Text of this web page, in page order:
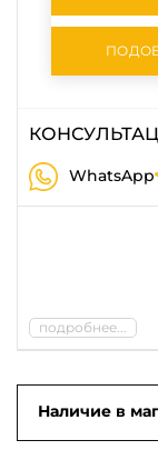
WhatsApp
подробнее...
Наличие в